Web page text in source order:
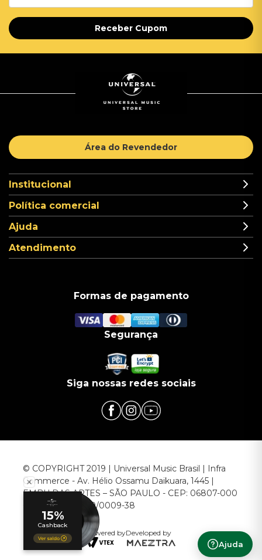
Ajuda
Receber Cupom
Área do Revendedor
Institucional
Política comercial
Ajuda
Atendimento
Formas de pagamento
Segurança
Siga nossas redes sociais
© COPYRIGHT 2019 | Universal Music Brasil | Infra
Commerce - Av. Hélio Ossamu Daikuara, 1445 |
EMBU DAS ARTES – SÃO PAULO - CEP: 06807-000
CNPJ: 00.952.789/0009-38
Powered byDeveloped by